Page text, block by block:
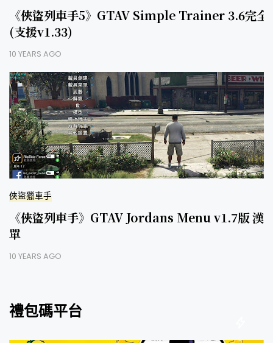
《俠盜列車手5》GTAV Simple Trainer 3.6完全
(支援v1.33)
10 YEARS AGO
俠盜獵車手
《俠盜列車手》GTAV Jordans Menu v1.7版 漢
單
10 YEARS AGO
禮包碼平台